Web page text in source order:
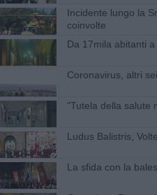
Incidente lungo la
coinvolte
Da 17mila abitanti
Coronavirus, altri
"Tutela della salute
Ludus Balistris,
La sfida con la